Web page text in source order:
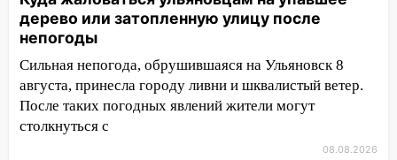
14:14 Студента из Ульяновска обманули
мошенники под видом преподавателя
14:12
Куда жаловаться ульяновцам на
упавшее дерево или затопленную улицу
после непогоды
дерево или затопленную улицу после
непогоды
Сильная непогода, обрушившаяся на Ульяновск 8
августа, принесла городу ливни и шквалистый ветер.
После таких погодных явлений жители могут
столкнуться с
08.08.2026